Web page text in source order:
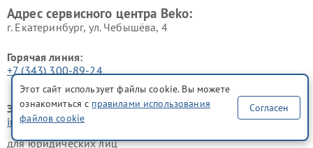
Адрес сервисного центра Beko:
г. Екатеринбург, ул. Чебышёва, 4
Горячая линия:
+7 (343) 300-89-24
Электронная почта:
info@beko-fixim.ru
для юридических лиц
Этот сайт использует файлы cookie. Вы можете
ознакомиться с правилами использования
файлов cookie
Согласен